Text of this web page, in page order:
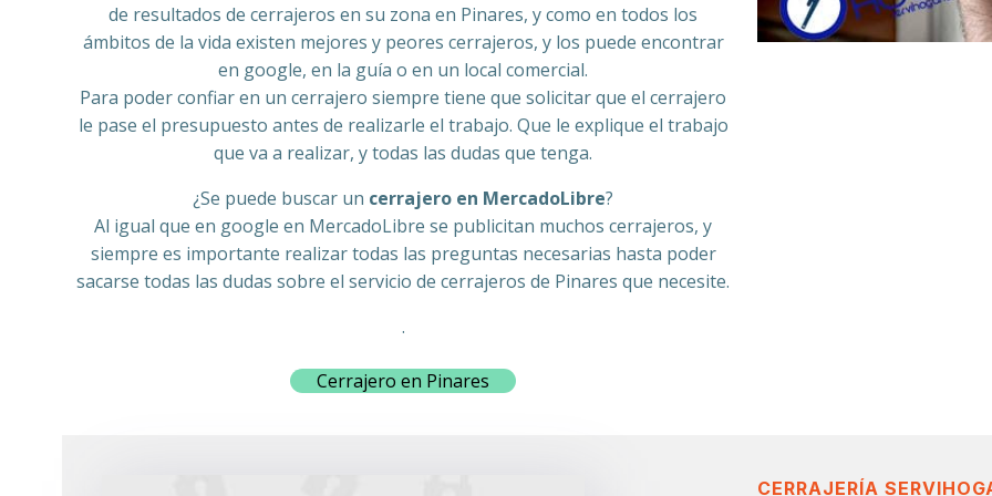
de resultados de cerrajeros en su zona en Pinares, y como en todos los
ámbitos de la vida existen mejores y peores cerrajeros, y los puede encontrar
en google, en la guía o en un local comercial.
Para poder confiar en un cerrajero siempre tiene que solicitar que el cerrajero
le pase el presupuesto antes de realizarle el trabajo. Que le explique el trabajo
que va a realizar, y todas las dudas que tenga.
¿Se puede buscar un cerrajero en MercadoLibre?
Al igual que en google en MercadoLibre se publicitan muchos cerrajeros, y
siempre es importante realizar todas las preguntas necesarias hasta poder
sacarse todas las dudas sobre el servicio de cerrajeros de Pinares que necesite.
.
Cerrajero en Pinares
CERRAJERÍA